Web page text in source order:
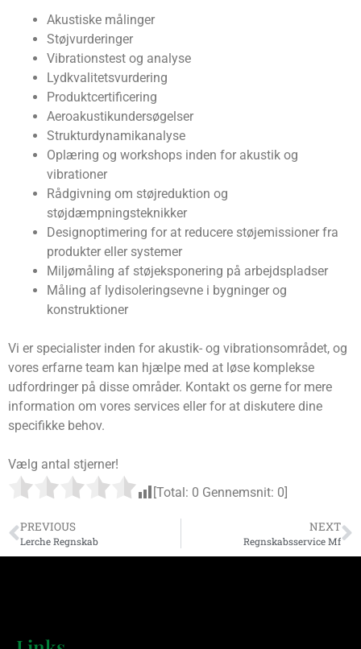
Akustiske målinger
Støjvurderinger
Vibrationstest og analyse
Lydkvalitetsvurdering
Produktcertificering
Aeroakustikundersøgelser
Strukturdynamikanalyse
Oplæring og workshops inden for akustik og
vibrationer
Rådgivning om støjreduktion og
støjdæmpningsteknikker
Designoptimering for at reducere støjemissioner fra
produkter eller systemer
Miljømåling af støjeksponering på arbejdspladser
Måling af lydisoleringsevne i bygninger og
konstruktioner
Vi er specialister inden for akustik- og vibrationsområdet, og
vores erfarne team kan hjælpe med at løse komplekse
udfordringer på disse områder. Kontakt os gerne for mere
information om vores services eller for at diskutere dine
specifikke behov.
Vælg antal stjerner!
[Total: 0 Gennemsnit: 0
PREVIOUS
Lerche Regnskab
NEXT
Regnskabsservice Mf